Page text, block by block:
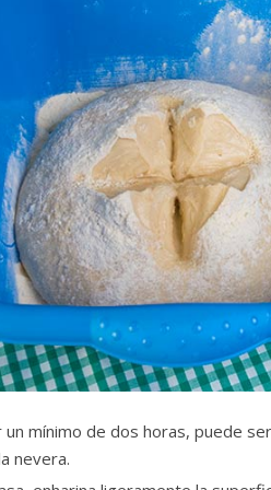
mínimo de dos horas, puede
nevera.